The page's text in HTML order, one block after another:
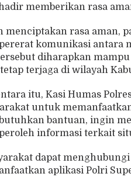
memberikan rasa
menciptakan rasa aman,
komunikasi antara
diharapkan
terjaga di wilayah
itu, Kasi Humas
untuk
bantuan, ingin
informasi terkait
dapat
aplikasi Polri